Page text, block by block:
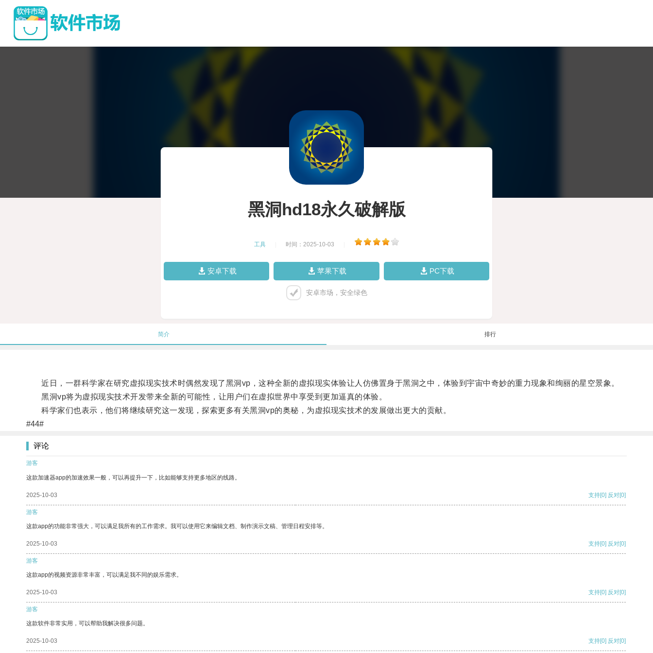
黑洞hd18永久破解版
工具 时间：2025-10-03
安卓下载 苹果下载 PC下载
安卓市场，安全绿色
简介 排行
近日，一群科学家在研究虚拟现实技术时偶然发现了黑洞vp，这种全新的虚拟现实体验让人仿佛置身于黑洞之中，体验到宇宙中奇妙的重力现象和绚丽的星空景象。
黑洞vp将为虚拟现实技术开发带来全新的可能性，让用户们在虚拟世界中享受到更加逼真的体验。
科学家们也表示，他们将继续研究这一发现，探索更多有关黑洞vp的奥秘，为虚拟现实技术的发展做出更大的贡献。
#44#
评论
游客
这款加速器app的加速效果一般，可以再提升一下，比如能够支持更多地区的线路。
2025-10-03 支持[0] 反对[0]
游客
这款app的功能非常强大，可以满足我所有的工作需求。我可以使用它来编辑文档、制作演示文稿、管理日程安排等。
2025-10-03 支持[0] 反对[0]
游客
这款app的视频资源非常丰富，可以满足我不同的娱乐需求。
2025-10-03 支持[0] 反对[0]
游客
这款软件非常实用，可以帮助我解决很多问题。
2025-10-03 支持[0] 反对[0]